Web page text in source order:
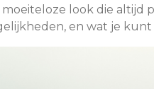
moeiteloze look die altijd
en wat je